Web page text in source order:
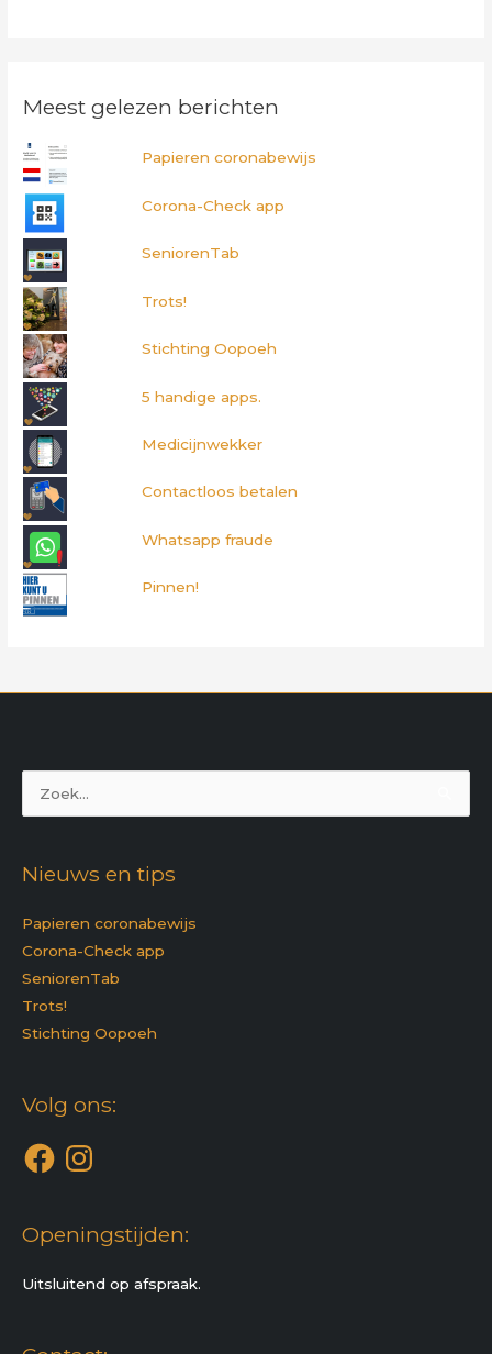
Meest gelezen berichten
Papieren coronabewijs
Corona-Check app
SeniorenTab
Trots!
Stichting Oopoeh
5 handige apps.
Medicijnwekker
Contactloos betalen
Whatsapp fraude
Pinnen!
Zoek
Nieuws en tips
Papieren coronabewijs
Corona-Check app
SeniorenTab
Trots!
Stichting Oopoeh
Volg ons:
Facebook
Openingstijden:
Uitsluitend op afspraak.